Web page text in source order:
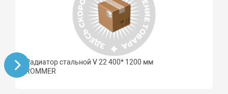
Радиатор стальной V 22 400* 1200 мм
ROMMER